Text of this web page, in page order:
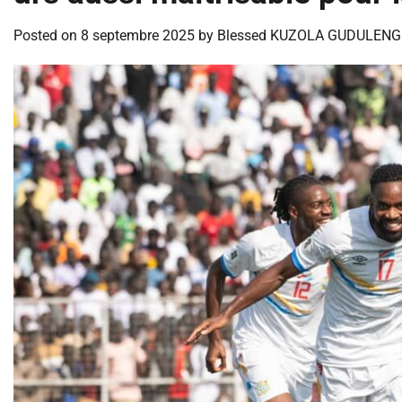
Posted on 8 septembre 2025 by Blessed KUZOLA